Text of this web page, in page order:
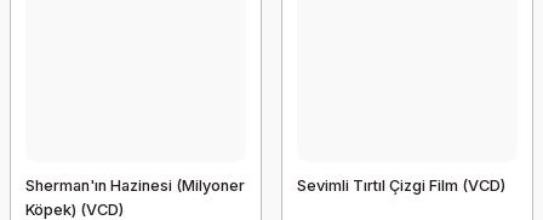
Sherman'ın Hazinesi (Milyoner
Köpek) (VCD)
Sevimli Tırtıl Çizgi Film (VCD)